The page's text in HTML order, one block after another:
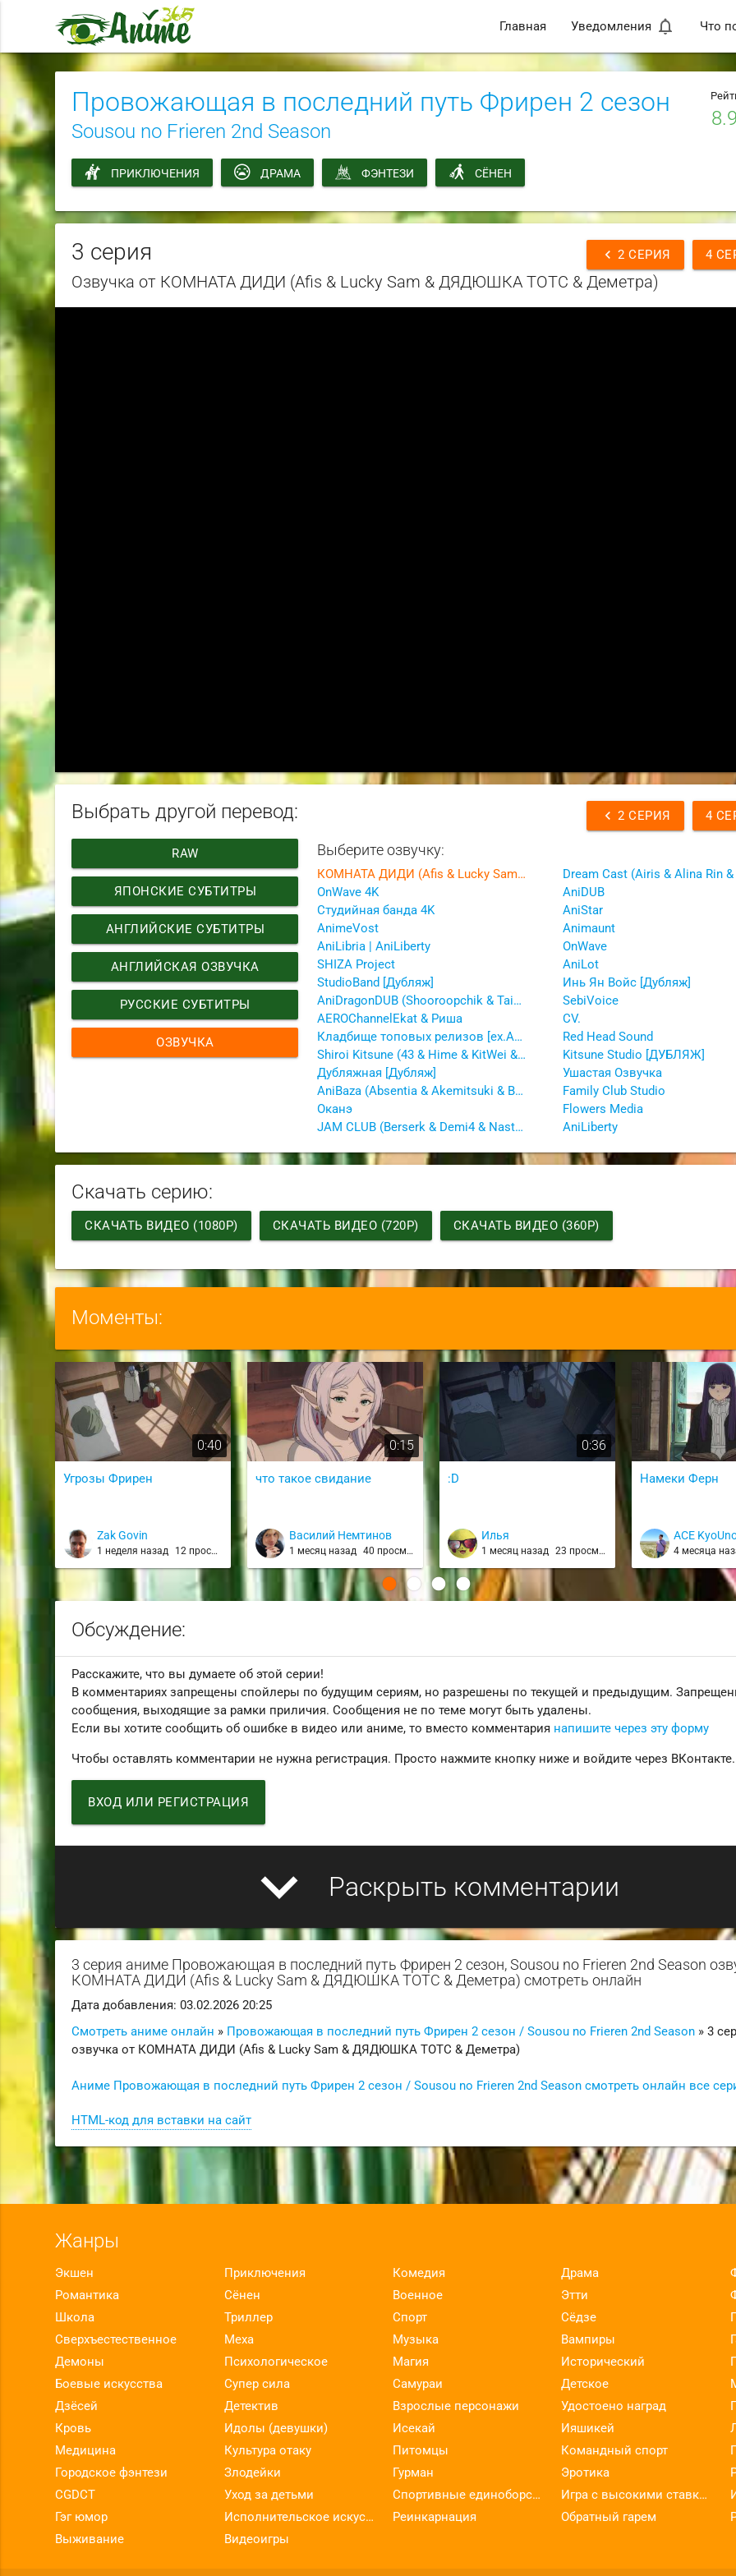
Главная Уведомления notifications_none Что
8.9
Провожающая в последний путь Фрирен 2 сезон
Sousou no Frieren 2nd Season
ПРИКЛЮЧЕНИЯ ДРАМА ФЭНТЕЗИ СЁНЕН
chevron_left 2 СЕРИЯ 4
3 серия
Озвучка от КОМНАТА ДИДИ (Afis & Lucky Sam & ДЯДЮШКА ТОТС & Деметра)
chevron_left 2 СЕРИЯ 4
Выбрать другой перевод:
RAW
ЯПОНСКИЕ СУБТИТРЫ
АНГЛИЙСКИЕ СУБТИТРЫ
АНГЛИЙСКАЯ ОЗВУЧКА
РУССКИЕ СУБТИТРЫ
ОЗВУЧКА
Выберите озвучку:
КОМНАТА ДИДИ (Afis & Lucky Sam & ДЯДЮШКА ТОТС & Деметра)
OnWave 4K
Студийная банда 4K
AnimeVost
AniLibria | AniLiberty
SHIZA Project
StudioBand [Дубляж]
AniDragonDUB (Shooroopchik & TaiberDUB)
AEROChannelEkat & Риша
Кладбище топовых релизов [ex.AniMedia] (FlameNik & Kashi)
Shiroi Kitsune (43 & Hime & KitWei & LostChapter & Meinn & Mesui & Neo & ne_zabava & NikosikKokosik)
Дубляжная [Дубляж]
AniBaza (Absentia & Akemitsuki & Bvia & Dancel & Megera & Pandora & Redmaster & Sedrix)
Оканэ
JAM CLUB (Berserk & Demi4 & NastyhaGrizli & Rurirururi & Джеф)
AniDUB
AniStar
Animaunt
OnWave
AniLot
Инь Ян Войс [Дубляж]
SebiVoice
CV.
Red Head Sound
Kitsune Studio [ДУБЛЯЖ]
Ушастая Озвучка
Family Club Studio
Flowers Media
AniLiberty
Скачать серию:
СКАЧАТЬ ВИДЕО (1080P) СКАЧАТЬ ВИДЕО (720P) СКАЧАТЬ ВИДЕО (360P)
Моменты:
0:40
Угрозы Фрирен
Zak Govin
1 неделя назад 12 просмотров
0:15
что такое свидание
Василий Немтинов
1 месяц назад 40 просмотров
0:36
:D
Илья
1 месяц назад 23 просмотра
Намеки Ферн
ACE
4 месяца
Обсуждение:
Расскажите, что вы думаете об этой серии!
В комментариях запрещены спойлеры по будущим сериям, но разрешены по текущей и предыдущим.
сообщения, выходящие за рамки приличия. Сообщения не по теме могут быть удалены.
Если вы хотите сообщить об ошибке в видео или аниме, то вместо комментария напишите через эту форму
Чтобы оставлять комментарии не нужна регистрация. Просто нажмите кнопку ниже и войдите через ВКонтакте.
ВХОД ИЛИ РЕГИСТРАЦИЯ
expand_more Раскрыть комментарии
3 серия аниме Провожающая в последний путь Фрирен 2 сезон, Sousou no Frieren 2nd Season
КОМНАТА ДИДИ (Afis & Lucky Sam & ДЯДЮШКА ТОТС & Деметра) смотреть онлайн
Дата добавления: 03.02.2026 20:25
Смотреть аниме онлайн » Провожающая в последний путь Фрирен 2 сезон / Sousou no Frieren 2nd Season » 3
озвучка от КОМНАТА ДИДИ (Afis & Lucky Sam & ДЯДЮШКА ТОТС & Деметра)
Аниме Провожающая в последний путь Фрирен 2 сезон / Sousou no Frieren 2nd Season смотреть онлайн все
HTML-код для вставки на сайт
Жанры
Экшен Приключения Комедия Драма
Романтика
Сёнен Военное Этти
Школа
Триллер Спорт Сёдзе
Сверхъестественное
Меха Музыка Вампиры
Демоны
Психологическое Магия Исторический
Боевые искусства
Супер сила Самураи Детское
Дзёсей
Детектив Взрослые персонажи Удостоено наград
Кровь
Идолы (девушки) Исекай Ияшикей
Медицина
Культура отаку Питомцы Командный спорт
Городское фэнтези
Злодейки Гурман Эротика
CGDCT
Уход за детьми Спортивные единоборства Игра с высокими ставками
Гэг юмор
Исполнительское искусство Реинкарнация Обратный гарем
Выживание
Видеоигры